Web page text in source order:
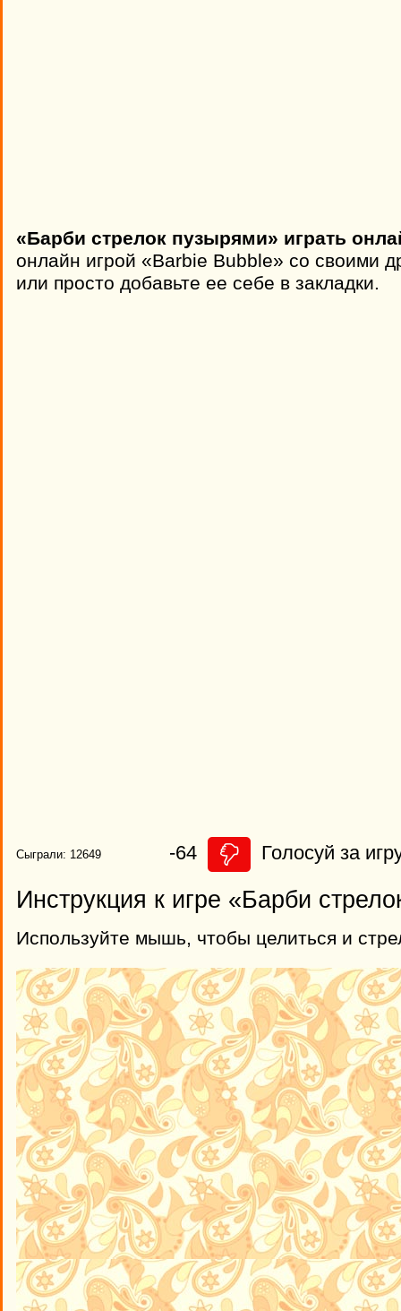
«Барби стрелок пузырями» играть
онлайн игрой «Barbie Bubble» со своими
или просто добавьте ее себе в закладки.
Сыграли: 12649 -64 Голосуй за
Инструкция к игре «Барби
Используйте мышь, чтобы целиться и